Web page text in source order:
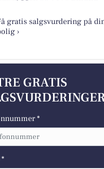
gratis salgsvurdering på
›
GRATIS
*